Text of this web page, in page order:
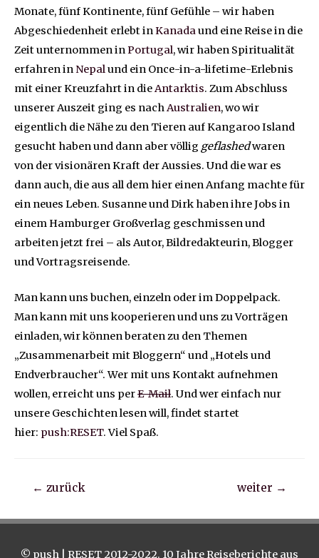
Monate, fünf Kontinente, fünf Gefühle – wir haben
Abgeschiedenheit erlebt inKanadaund eine Reise in die
Zeit unternommen inPortugal, wir haben Spiritualität
erfahren inNepalund ein Once-in-a-lifetime-Erlebnis
mit einer Kreuzfahrt in dieAntarktis. Zum Abschluss
unserer Auszeit ging es nachAustralien, wo wir
eigentlich die Nähe zu den Tieren auf Kangaroo Island
gesucht haben und dann aber völlig geflashedwaren
von der visionären Kraft der Aussies. Und die war es
dann auch, die aus all dem hier einen Anfang machte für
ein neues Leben. Susanne und Dirk haben ihre Jobs in
einem Hamburger Großverlag geschmissen und
arbeiten jetzt frei – als Autor, Bildredakteurin, Blogger
und Vortragsreisende.
Man kann uns buchen, einzeln oder im Doppelpack.
Man kann mit uns kooperieren und uns zu Vorträgen
einladen, wir können beraten zu den Themen
„Zusammenarbeit mit Bloggern“ und „Hotels und
Endverbraucher“. Wer mit uns Kontakt aufnehmen
wollen, erreicht uns perE-Mail. Und wer einfach nur
unsere Geschichten lesen will, findet startet
hier: push:RESET. Viel Spaß.
Beitragsnavigation
← zurück weiter →
© push | RESET 2012-2022. 10 Jahre Reiseberichte aus